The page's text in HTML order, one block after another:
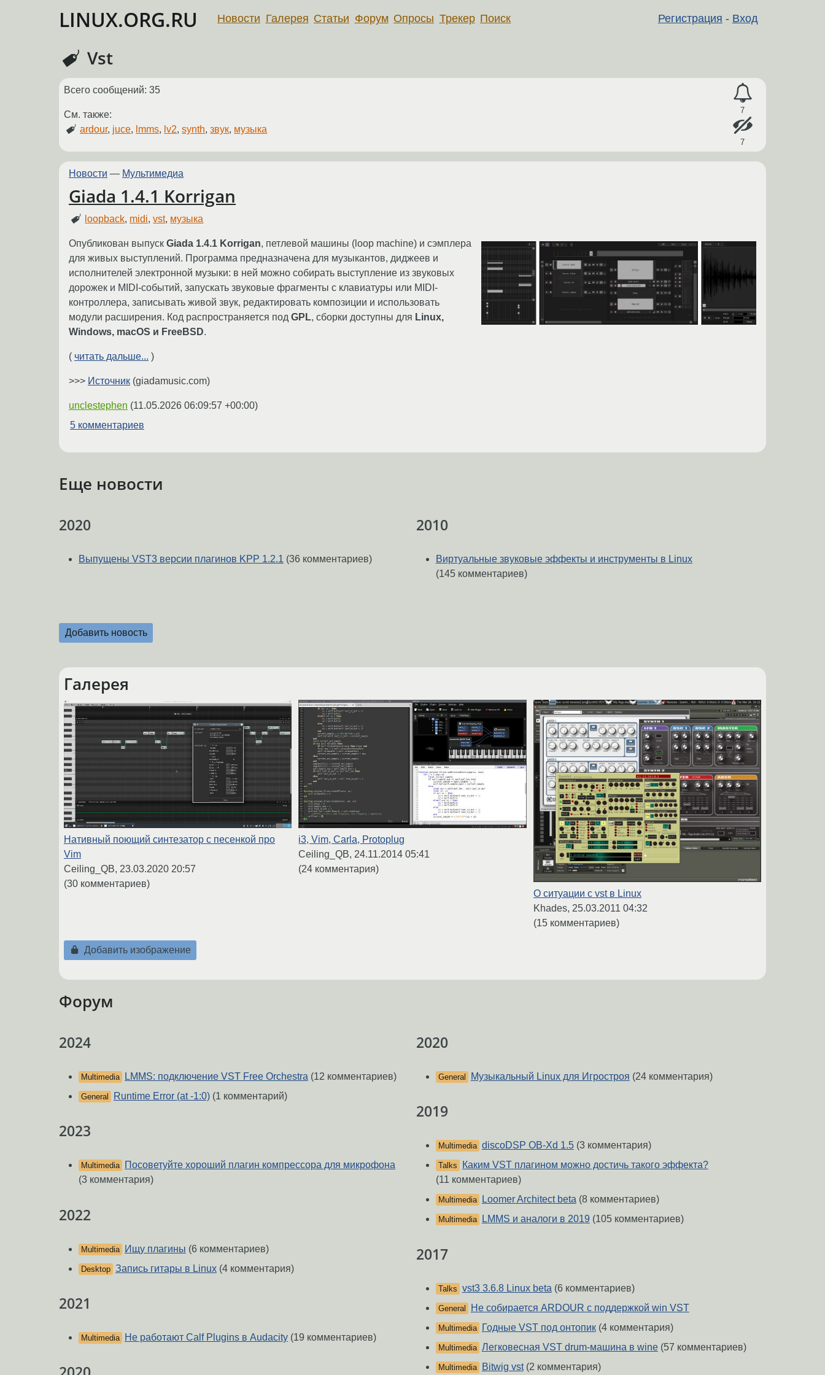
LINUX.ORG.RU Регистрация - Вход
Новости Галерея Статьи Форум Опросы Трекер Поиск
Vst
7
7
Всего сообщений: 35
См. также:
ardour, juce, lmms, lv2,synth,звук, музыка
Новости — Мультимедиа
Giada 1.4.1 Korrigan
loopback, midi,vst, музыка
Опубликован выпуск Giada 1.4.1 Korrigan, петлевой машины (loop machine) и сэмплера
для живых выступлений. Программа предназначена для музыкантов, диджеев и
исполнителей электронной музыки: в ней можно собирать выступление из звуковых
дорожек и MIDI-событий, запускать звуковые фрагменты с клавиатуры или MIDI-
контроллера, записывать живой звук, редактировать композиции и использовать
модули расширения. Код распространяется под GPL, сборки доступны для Linux,
Windows, macOS и FreeBSD.
( читать дальше... )
>>> Источник (giadamusic.com)
unclestephen (11.05.2026 06:09:57 +00:00)
5 комментариев
Еще новости
2020
Выпущены VST3 версии плагинов KPP 1.2.1 (36 комментариев)
2010
Виртуальные звуковые эффекты и инструменты в Linux
(145 комментариев)
Добавить новость
Галерея
Нативный поющий синтезатор с песенкой про
Vim
Ceiling_QB, 23.03.2020 20:57
(30 комментариев)
i3, Vim, Carla, Protoplug
Ceiling_QB, 24.11.2014 05:41
(24 комментария)
О ситуации c vst в Linux
Khades, 25.03.2011 04:32
(15 комментариев)
Добавить изображение
Форум
2024
Multimedia LMMS: подключение VST Free Orchestra (12 комментариев)
General Runtime Error (at -1:0) (1 комментарий)
2023
Multimedia
Посоветуйте хороший плагин компрессора для микрофона
(3 комментария)
2022
Multimedia Ищу плагины (6 комментариев)
Desktop Запись гитары в Linux (4 комментария)
2021
Multimedia Не работают Calf Plugins в Audacity (19 комментариев)
2020
General Музыкальный Linux для Игростроя (24 комментария)
2019
Multimedia discoDSP OB-Xd 1.5(3 комментария)
Talks
Каким VST плагином можно достичь такого эффекта?
(11 комментариев)
Multimedia Loomer Architect beta (8 комментариев)
Multimedia LMMS и аналоги в 2019 (105 комментариев)
2017
Talks vst3 3.6.8 Linux beta (6 комментариев)
General Не собирается ARDOUR с поддержкой win VST
Multimedia Годные VST под онтопик(4 комментария)
Multimedia Легковесная VST drum-машина в wine(57 комментариев)
Multimedia Bitwig vst(2 комментария)